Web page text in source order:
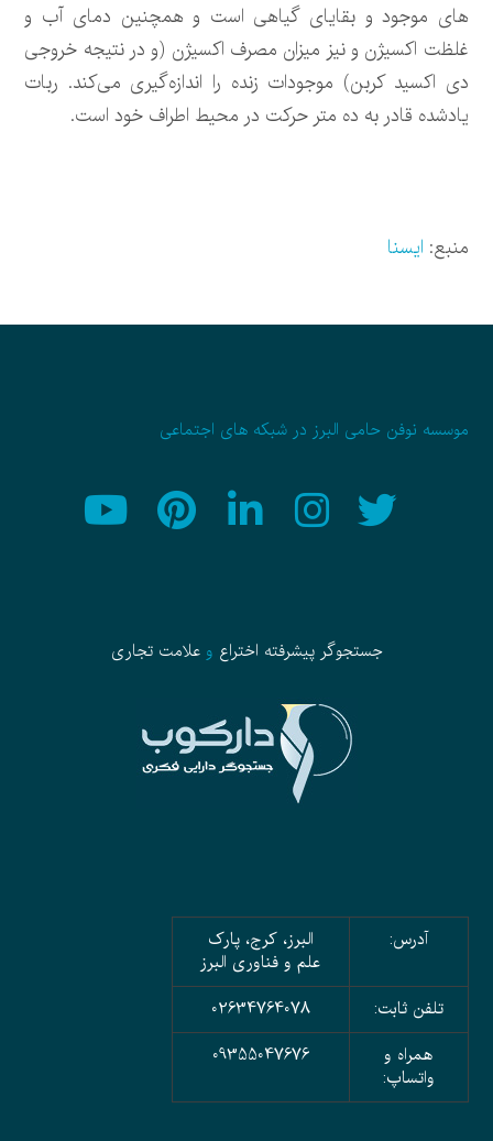
های موجود و بقایای گیاهی است و همچنین دمای آب و
غلظت اکسیژن و نیز میزان مصرف اکسیژن (و در نتیجه خروجی
دی اکسید کربن) موجودات زنده را اندازه‌گیری می‌کند. ربات
یادشده قادر به ده متر حرکت در محیط اطراف خود است.
منبع: ایسنا
موسسه نوفن حامی البرز در شبکه های اجتماعی
جستجوگر پیشرفته اختراع وعلامت تجاری
آدرس:
البرز، کرج، پارک
علم و فناوری البرز
تلفن ثابت:
02634764078
همراه و
واتساپ:
09355047676